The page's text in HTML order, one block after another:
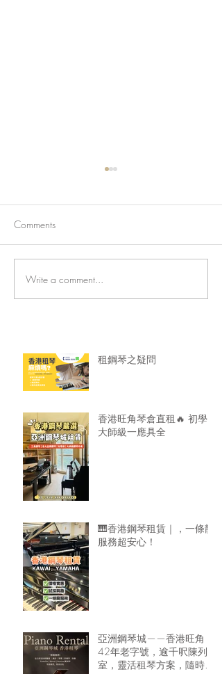
香港旺角琴倉直租🔥 初學
大師級一應具全
Comments
Write a comment...
租鋼琴之疑問
香港旺角琴倉直租🔥 初學
大師級一應具全
🎹香港鋼琴租賃｜，一條龍
服務超安心！
亞洲鋼琴城——香港旺角
42年老字號，逾千呎陳列
室，靈活租琴方案，隨時可